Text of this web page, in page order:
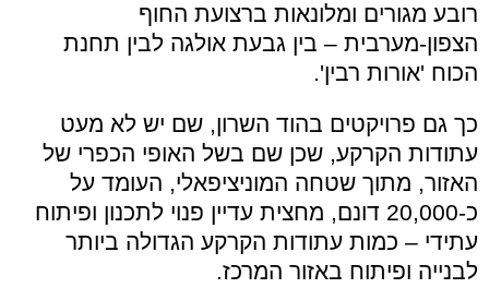
רובע מגורים ומלונאות ברצועת החוף
הצפון-מערבית – בין גבעת אולגה לבין תחנת
הכוח 'אורות רבין'.
כך גם פרויקטים בהוד השרון, שם יש לא מעט
עתודות הקרקע, שכן שם בשל האופי הכפרי של
האזור, מתוך שטחה המוניציפאלי, העומד על
כ-20,000 דונם, מחצית עדיין פנוי לתכנון ופיתוח
עתידי – כמות עתודות הקרקע הגדולה ביותר
לבנייה ופיתוח באזור המרכז.